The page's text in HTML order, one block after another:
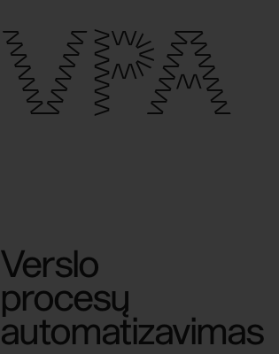
Verslo
procesų
automatizavimas
VPA